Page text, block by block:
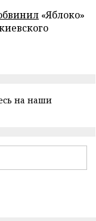
«Яблоко»
на наши